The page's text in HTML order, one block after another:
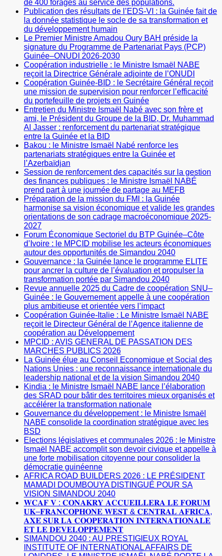
de 400 forages au service des populations.
Publication des résultats de l’EDS-VI : la Guinée fait de
la donnée statistique le socle de sa transformation et
du développement humain
Le Premier Ministre Amadou Oury BAH préside la
signature du Programme de Partenariat Pays (PCP)
Guinée–ONUDI 2026-2030
Coopération industrielle : le Ministre Ismaël NABE
reçoit la Directrice Générale adjointe de l’ONUDI
Coopération Guinée-BID : le Secrétaire Général reçoit
une mission de supervision pour renforcer l’efficacité
du portefeuille de projets en Guinée
Entretien du Ministre Ismaël Nabé avec son frère et
ami, le Président du Groupe de la BID, Dr. Muhammad
Al Jasser : renforcement du partenariat stratégique
entre la Guinée et la BID
Bakou : le Ministre Ismaël Nabé renforce les
partenariats stratégiques entre la Guinée et
l’Azerbaïdjan
Session de renforcement des capacités sur la gestion
des finances publiques : le Ministre Ismaël NABÉ
prend part à une journée de partage au MEFB
Préparation de la mission du FMI : la Guinée
harmonise sa vision économique et valide les grandes
orientations de son cadrage macroéconomique 2025-
2027
Forum Économique Sectoriel du BTP Guinée–Côte
d’Ivoire : le MPCID mobilise les acteurs économiques
autour des opportunités de Simandou 2040
Gouvernance : la Guinée lance le programme ELITE
pour ancrer la culture de l’évaluation et propulser la
transformation portée par Simandou 2040
Revue annuelle 2025 du Cadre de coopération SNU–
Guinée : le Gouvernement appelle à une coopération
plus ambitieuse et orientée vers l’impact
Coopération Guinée-Italie : Le Ministre Ismaël NABE
reçoit le Directeur Général de l’Agence italienne de
coopération au Développement
MPCID : AVIS GENERAL DE PASSATION DES
MARCHES PUBLICS 2026
La Guinée élue au Conseil Economique et Social des
Nations Unies : une reconnaissance internationale du
leadership national et de la vision Simandou 2040
Kindia : le Ministre Ismaël NABE lance l’élaboration
des SRAD pour bâtir des territoires mieux organisés et
accélérer la transformation nationale
Gouvernance du développement : le Ministre Ismaël
NABE consolide la coordination stratégique avec les
BSD
Elections législatives et communales 2026 : le Ministre
Ismaël NABE accomplit son devoir civique et appelle à
une forte mobilisation citoyenne pour consolider la
démocratie guinéenne
AFRICA ROAD BUILDERS 2026 : LE PRÉSIDENT
MAMADI DOUMBOUYA DISTINGUÉ POUR SA
VISION SIMANDOU 2040
𝐖𝐂𝐀𝐅 𝐕 : 𝐂𝐎𝐍𝐀𝐊𝐑𝐘 𝐀𝐂𝐂𝐔𝐄𝐈𝐋𝐋𝐄𝐑𝐀 𝐋𝐄 𝐅𝐎𝐑𝐔𝐌
𝐔𝐊–𝐅𝐑𝐀𝐍𝐂𝐎𝐏𝐇𝐎𝐍𝐄 𝐖𝐄𝐒𝐓 & 𝐂𝐄𝐍𝐓𝐑𝐀𝐋 𝐀𝐅𝐑𝐈𝐂𝐀,
𝐀𝐗𝐄́ 𝐒𝐔𝐑 𝐋𝐀 𝐂𝐎𝐎𝐏𝐄́𝐑𝐀𝐓𝐈𝐎𝐍 𝐈𝐍𝐓𝐄𝐑𝐍𝐀𝐓𝐈𝐎𝐍𝐀𝐋𝐄
𝐄𝐓 𝐋𝐄 𝐃𝐄́𝐕𝐄𝐋𝐎𝐏𝐏𝐄𝐌𝐄𝐍𝐓
SIMANDOU 2040 : AU PRESTIGIEUX ROYAL
INSTITUTE OF INTERNATIONAL AFFAIRS DE